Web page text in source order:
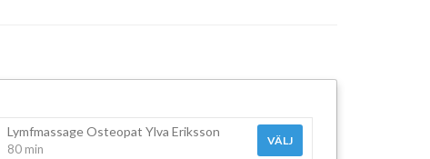
Lymfmassage Osteopat Ylva Eriksson
80 min
VÄLJ